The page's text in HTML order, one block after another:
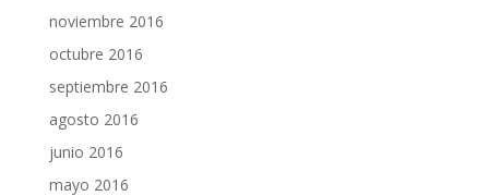
noviembre 2016
octubre 2016
septiembre 2016
agosto 2016
junio 2016
mayo 2016